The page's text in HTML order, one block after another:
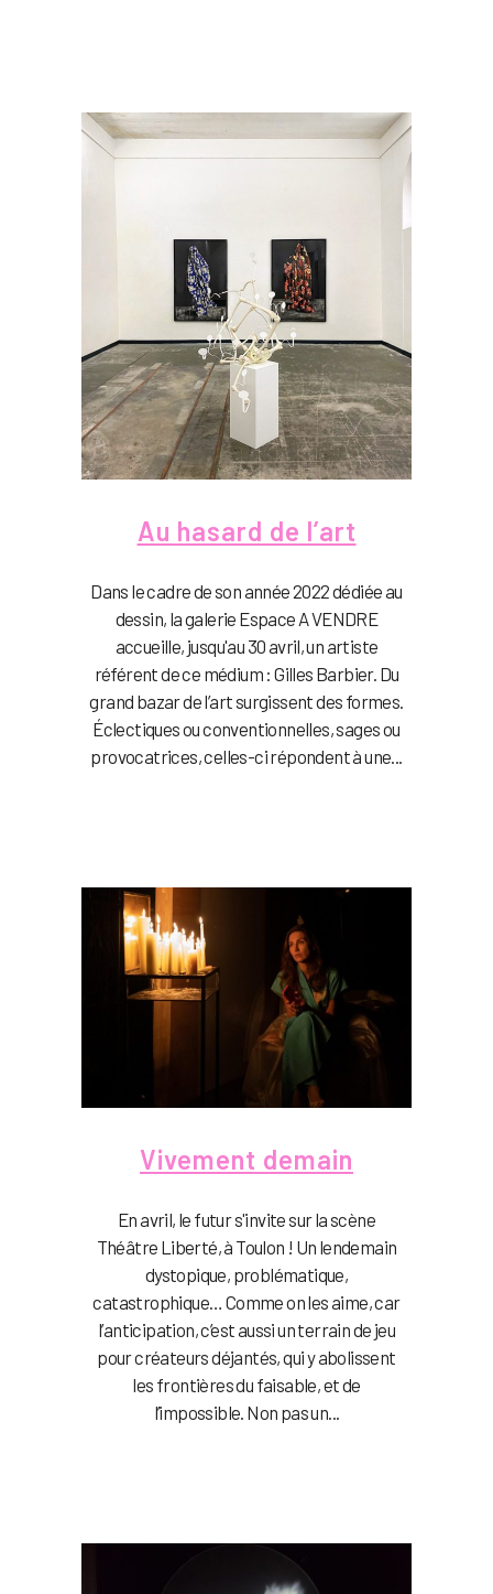
Au hasard de l’art
Dans le cadre de son année 2022 dédiée au
dessin, la galerie Espace A VENDRE
accueille, jusqu'au 30 avril, un artiste
référent de ce médium : Gilles Barbier. Du
grand bazar de l’art surgissent des formes.
Éclectiques ou conventionnelles, sages ou
provocatrices, celles-ci répondent à une...
Vivement demain
En avril, le futur s'invite sur la scène
Théâtre Liberté, à Toulon ! Un lendemain
dystopique, problématique,
catastrophique… Comme on les aime, car
l’anticipation, c’est aussi un terrain de jeu
pour créateurs déjantés, qui y abolissent
les frontières du faisable, et de
l’impossible. Non pas un...